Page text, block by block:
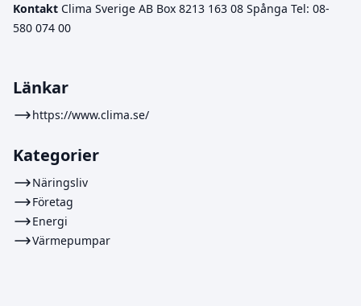
Kontakt Clima Sverige AB Box 8213 163 08 Spånga Tel: 08-
580 074 00
Länkar
https://www.clima.se/
Kategorier
Näringsliv
Företag
Energi
Värmepumpar